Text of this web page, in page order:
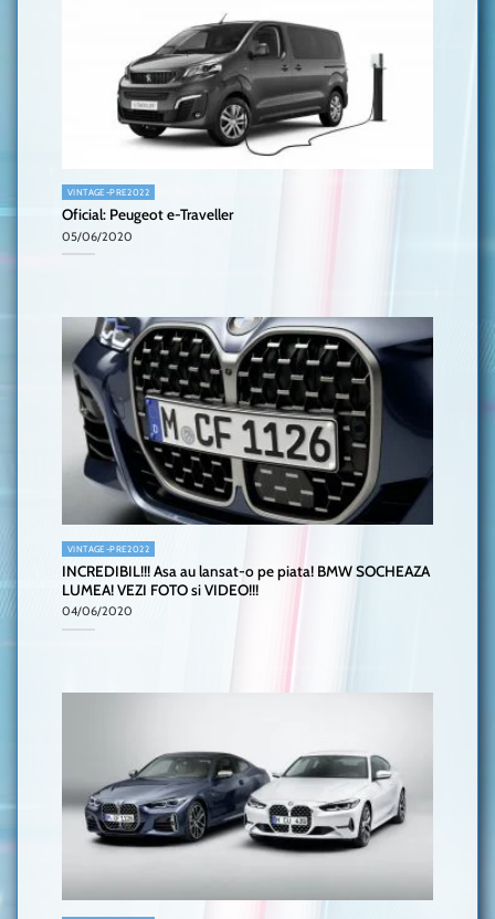
VINTAGE-PRE2022
Oficial: Peugeot e-Traveller
05/06/2020
VINTAGE-PRE2022
INCREDIBIL!!! Asa au lansat-o pe piata! BMW SOCHEAZA
LUMEA! VEZI FOTO si VIDEO!!!
04/06/2020